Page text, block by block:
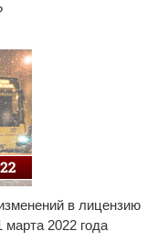
в лицензию
марта 2022 года